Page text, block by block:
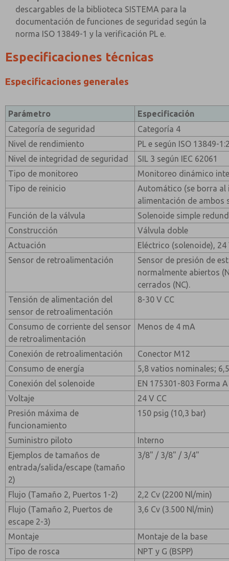
descargables de la biblioteca SISTEMA para la
documentación de funciones de seguridad según la
norma ISO 13849-1 y la verificación PL e.
Especificaciones técnicas
Especificaciones generales
Parámetro
Especificación
Categoría de seguridad
Categoría 4
Nivel de rendimiento
PL e según ISO 13849-
Nivel de integridad de seguridad
SIL 3 según IEC 62061
Tipo de monitoreo
Monitoreo dinámico
Tipo de reinicio
Automático (se borra al
alimentación de ambos
Función de la válvula
Solenoide simple
Construcción
Válvula doble
Actuación
Eléctrico (solenoide), 24
Sensor de retroalimentación
Sensor de presión de
normalmente abiertos
cerrados (NC).
Tensión de alimentación del
sensor de retroalimentación
8-30 V CC
Consumo de corriente del sensor
de retroalimentación
Menos de 4 mA
Conexión de retroalimentación
Conector M12
Consumo de energía
5,8 vatios nominales;
Conexión del solenoide
EN 175301-803 Forma A
Voltaje
24 V CC
Presión máxima de
funcionamiento
150 psig (10,3 bar)
Suministro piloto
Interno
Ejemplos de tamaños de
entrada/salida/escape (tamaño
2)
3/8" / 3/8" / 3/4"
Flujo (Tamaño 2, Puertos 1-2)
2,2 Cv (2200 Nl/min)
Flujo (Tamaño 2, Puertos de
escape 2-3)
3,6 Cv (3.500 Nl/min)
Montaje
Montaje de la base
Tipo de rosca
NPT y G (BSPP)